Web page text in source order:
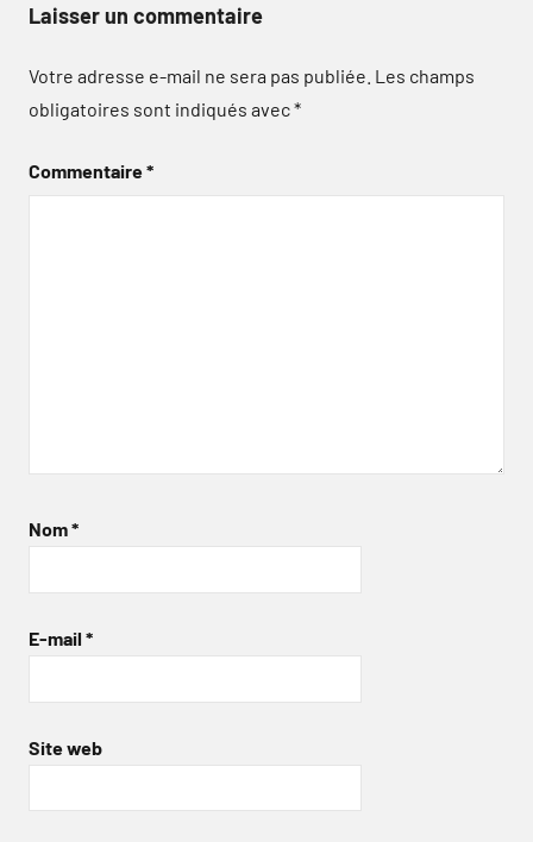
Laisser un commentaire
Votre adresse e-mail ne sera pas publiée. Les champs
obligatoires sont indiqués avec*
Commentaire*
Nom*
E-mail *
Site web